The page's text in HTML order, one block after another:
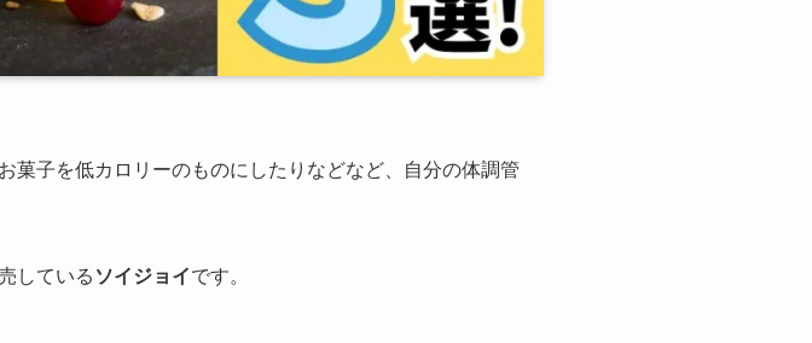
菓子を低カロリーのものにしたりなどなど、自分の体調管
している ソイジョイです。